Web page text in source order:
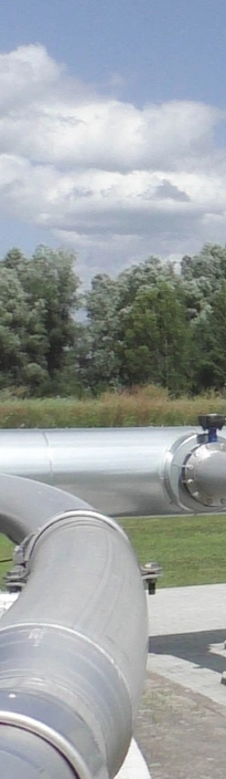
Städte
Regen- und